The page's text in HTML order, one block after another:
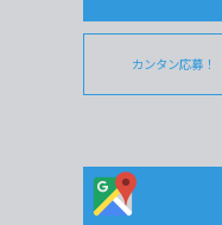
カンタン応募！